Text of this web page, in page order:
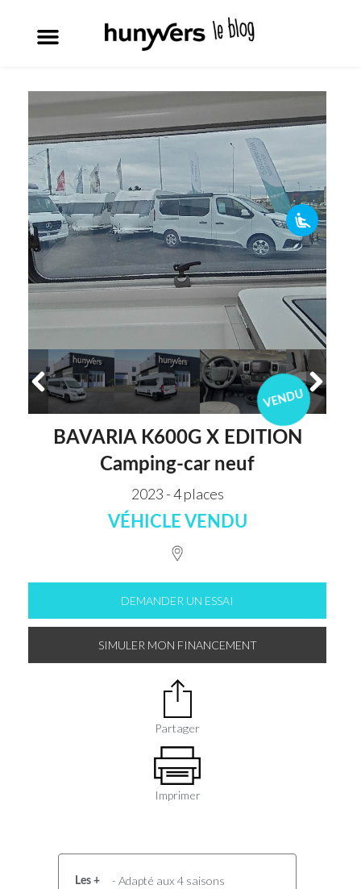
VENDU
BAVARIA K600G X EDITION
Camping-car neuf
2023 - 4 places
VÉHICLE VENDU
DEMANDER UN ESSAI
SIMULER MON FINANCEMENT
Partager
Imprimer
Les +
- Adapté aux 4 saisons